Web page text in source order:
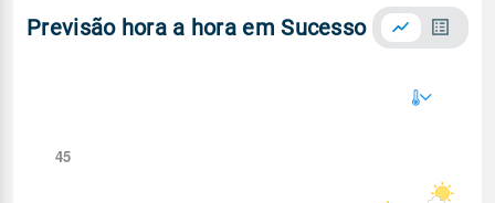
Previsão hora a hora em Sucesso